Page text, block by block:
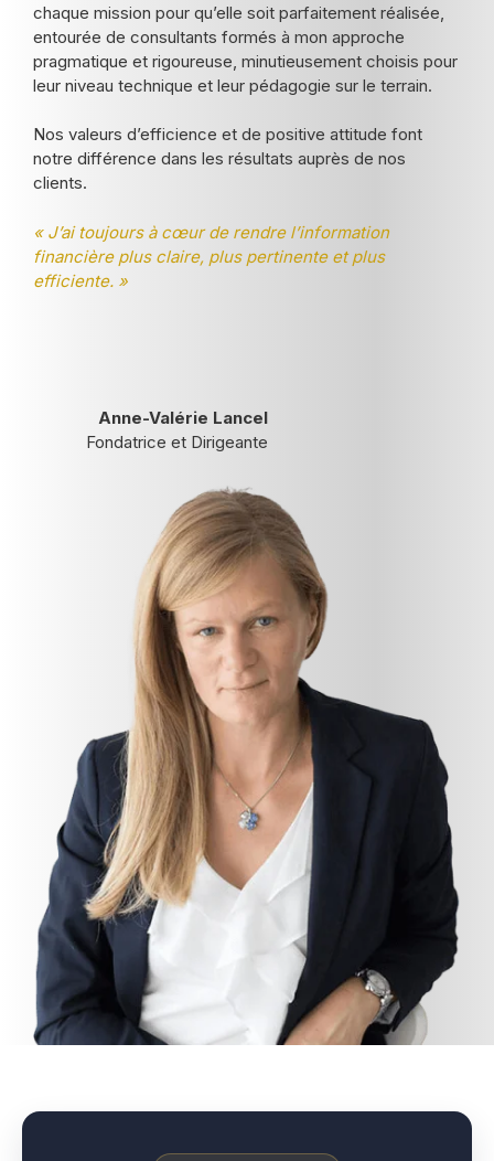
chaque mission pour qu’elle soit parfaitement réalisée,
entourée de consultants formés à mon approche
pragmatique et rigoureuse, minutieusement choisis pour
leur niveau technique et leur pédagogie sur le terrain.
Nos valeurs d’efficience et de positive attitude font
notre différence dans les résultats auprès de nos
clients.
« J’ai toujours à cœur de rendre l’information
financière plus claire, plus pertinente et plus
efficiente. »
Anne-Valérie Lancel
Fondatrice et Dirigeante